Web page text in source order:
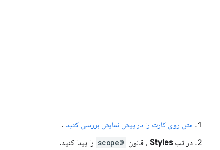
متن روی کارت را در پیش نمایش بررسی کنید .
در تبStyles ، قانون @scope را پیدا کنید.